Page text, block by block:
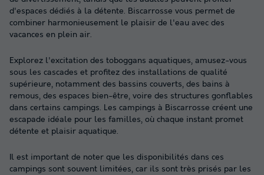
d'espaces dédiés à la détente. Biscarrosse vous permet de
combiner harmonieusement le plaisir de l'eau avec des
vacances en plein air.
Explorez l'excitation des toboggans aquatiques, amusez-vous
sous les cascades et profitez des installations de qualité
supérieure, notamment des bassins couverts, des bains à
remous, des espaces bien-être, voire des structures gonflables
dans certains campings. Les campings à Biscarrosse créent une
escapade idéale pour les familles, où chaque instant promet
détente et plaisir aquatique.
Il est important de noter que les disponibilités dans ces
campings sont souvent limitées, car ils sont très prisés par les